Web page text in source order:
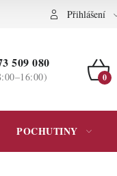
údajů Přihlášení
509 080
POCHUTINY